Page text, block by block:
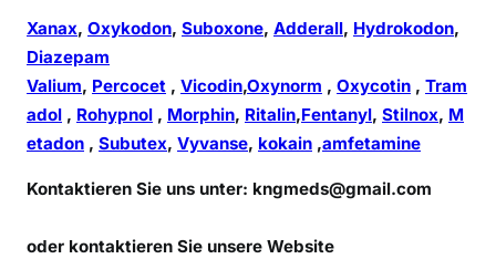
Xanax, Oxykodon, Suboxone, Adderall, Hydrokodon,
Diazepam
Valium, Percocet , Vicodin,Oxynorm , Oxycotin , Tram
adol , Rohypnol , Morphin, Ritalin,Fentanyl, Stilnox, M
etadon , Subutex, Vyvanse, kokain ,amfetamine
Kontaktieren Sie uns unter: kngmeds@gmail.com
oder kontaktieren Sie unsere Website